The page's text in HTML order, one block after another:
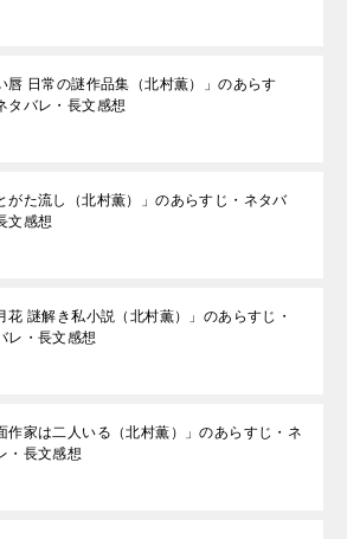
唇 日常の謎作品集（北村薫）」のあらす
タバレ・長文感想
がた流し（北村薫）」のあらすじ・ネタバ
文感想
花 謎解き私小説（北村薫）」のあらすじ・
レ・長文感想
作家は二人いる（北村薫）」のあらすじ・ネ
・長文感想